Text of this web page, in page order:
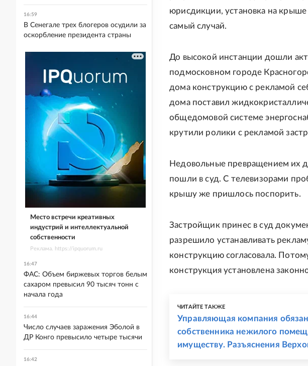
юрисдикции, установка на
самый случай.
До высокой инстанции дошли
подмосковном городе
дома конструкцию с рекламой
дома поставил
общедомовой системе
крутили ролики с рекламой
Недовольные превращением их
пошли в суд. С телевизорами
крышу же пришлось поспорить.
Застройщик принес в суд
разрешило устанавливать
конструкцию согласовала.
конструкция установлена
ЧИТАЙТЕ ТАКЖЕ
Управляющая компания
собственника нежилого
имуществу. Разъяснения
16:59
В Сенегале трех блогеров осудили за
оскорбление президента страны
Место встречи креативных
индустрий и интеллектуальной
собственности
Реклама. https://ipquorum.ru
16:47
ФАС: Объем биржевых торгов белым
сахаром превысил 90 тысяч тонн с
начала года
16:44
Число случаев заражения Эболой в
ДР Конго превысило четыре тысячи
16:42